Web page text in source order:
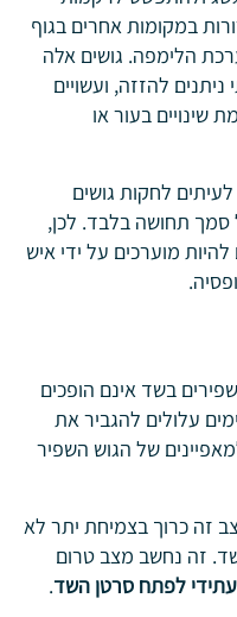
במקומות אחרים בגוף
הלימפה. גושים אלה
להזזה, ועשויים
שינויים בעור או
לחקות גושים
תחושה בלבד. לכן,
מוערכים על ידי איש
בשד אינם הופכים
עלולים להגביר את
של הגוש השפיר
זה כרוך בצמיחת יתר לא
זה נחשב מצב טרום
עתידי לפתח סרטן השד.